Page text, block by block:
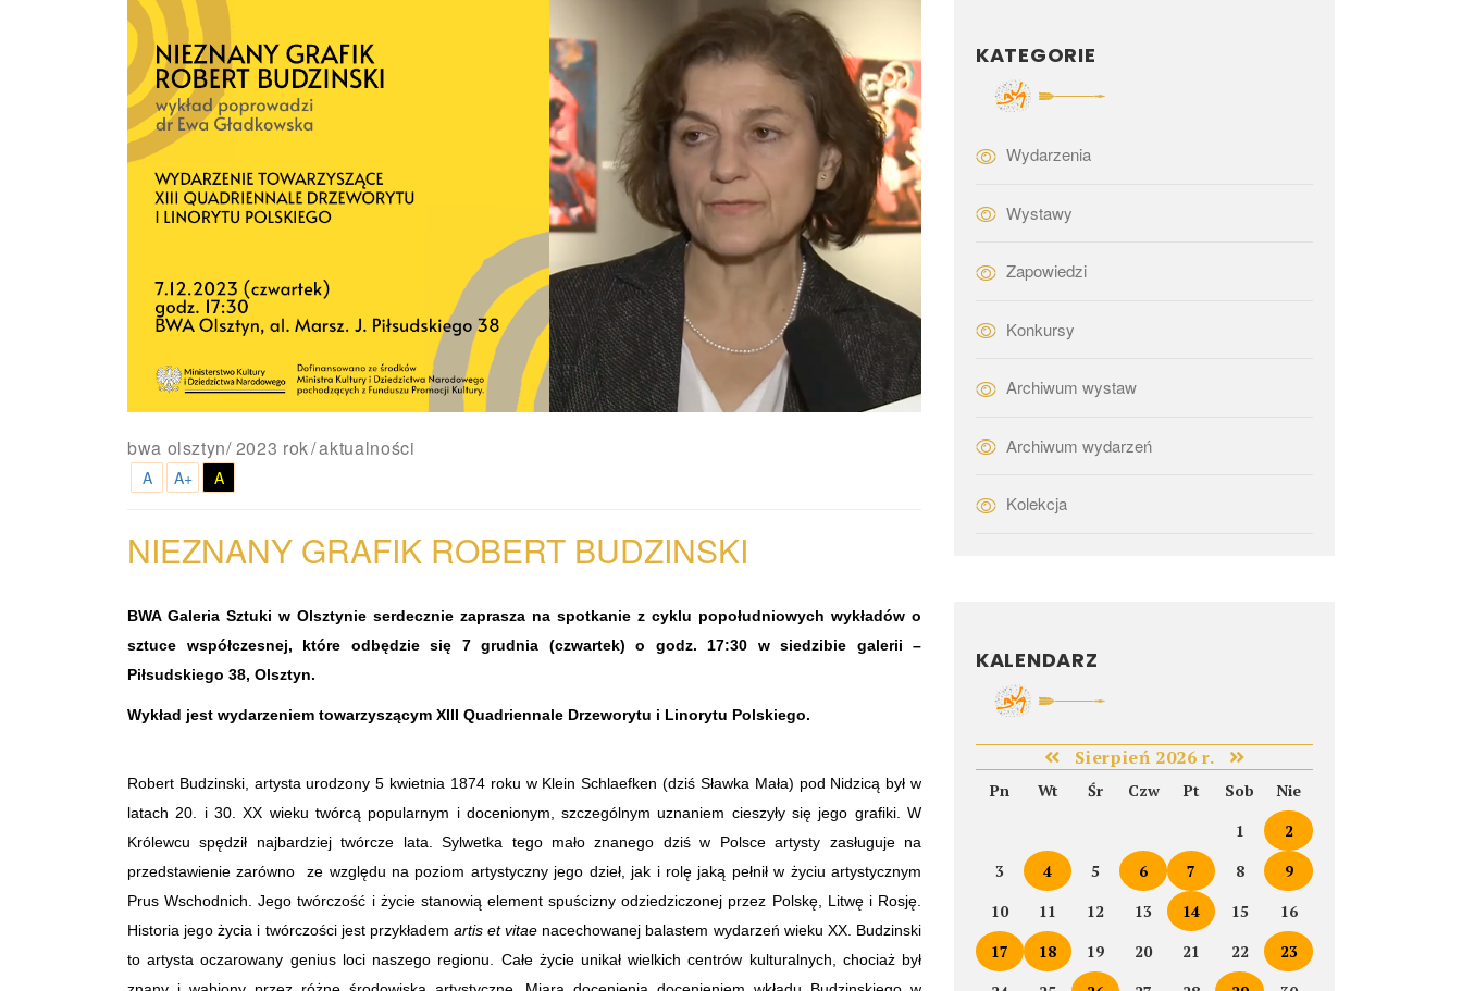
bwa olsztyn/2023 rok aktualności
A A+ A
NIEZNANY GRAFIK ROBERT BUDZINSKI
BWA Galeria Sztuki w Olsztynie serdecznie zaprasza na spotkanie z cyklu popołudniowych wykładów o
sztuce współczesnej, które odbędzie się 7 grudnia (czwartek) o godz. 17:30 w siedzibie galerii –
Piłsudskiego 38, Olsztyn.
Wykład jest wydarzeniem towarzyszącym XIII Quadriennale Drzeworytu i Linorytu Polskiego.
Robert Budzinski, artysta urodzony 5 kwietnia 1874 roku w Klein Schlaefken (dziś Sławka Mała) pod Nidzicą był w
latach 20. i 30. XX wieku twórcą popularnym i docenionym, szczególnym uznaniem cieszyły się jego grafiki. W
Królewcu spędził najbardziej twórcze lata. Sylwetka tego mało znanego dziś w Polsce artysty zasługuje na
przedstawienie zarówno ze względu na poziom artystyczny jego dzieł, jak i rolę jaką pełnił w życiu artystycznym
Prus Wschodnich. Jego twórczość i życie stanowią element spuścizny odziedziczonej przez Polskę, Litwę i Rosję.
Historia jego życia i twórczości jest przykładem artis et vitae nacechowanej balastem wydarzeń wieku XX. Budzinski
to artysta oczarowany genius loci naszego regionu. Całe życie unikał wielkich centrów kulturalnych, chociaż był
KATEGORIE
Wydarzenia
Wystawy
Zapowiedzi
Konkursy
Archiwum wystaw
Archiwum wydarzeń
Kolekcja
KALENDARZ
Sierpień 2026 r.
Pn Wt Śr Czw Pt Sob
Nie
1
2
3
4 5 6 7 8
9
10
11 12 13 14 15
16
17
18 19 20 21 22
23